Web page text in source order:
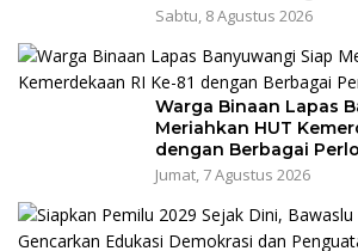
Sabtu, 8 Agustus 2026
Warga Binaan Lapas
Meriahkan HUT
dengan Berbagai
Jumat, 7 Agustus 2026